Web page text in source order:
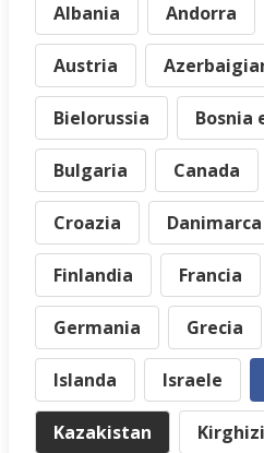
Albania Andorra
Austria
Bielorussia Bosnia
Bulgaria Canada
Croazia Danimarca
Finlandia Francia
Germania Grecia
Islanda Israele
Kazakistan